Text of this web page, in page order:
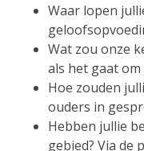
Waar lopen
Wat zou onze
als het gaat
Hoe zouden
ouders in
Hebben jullie
gebied? Via de